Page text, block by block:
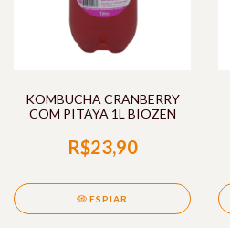
KOMBUCHA CRANBERRY
COM PITAYA 1L BIOZEN
R$23,90
ESPIAR